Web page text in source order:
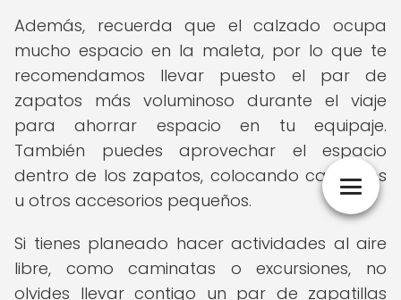
Además, recuerda que el calzado ocupa
mucho espacio en la maleta, por lo que te
recomendamos llevar puesto el par de
zapatos más voluminoso durante el viaje
para ahorrar espacio en tu equipaje.
También puedes aprovechar el espacio
dentro de los zapatos, colocando calcetines
u otros accesorios pequeños.
Si tienes planeado hacer actividades al aire
libre, como caminatas o excursiones, no
olvides llevar contigo un par de zapatillas